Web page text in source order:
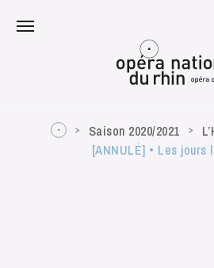
Saison 2020/2021
[ANNULÉ] • Les jours